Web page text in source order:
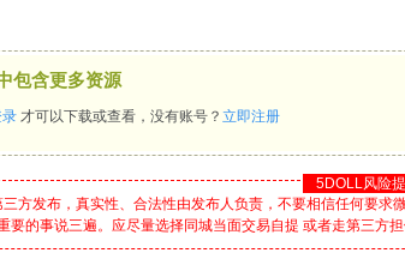
包含更多资源
才可以下载或查看，没有账号？ 立即注册
5DOLL风险
方发布，真实性、合法性由发布人负责，不要相信任何要
要的事说三遍。应尽量选择同城当面交易自提 或者走第三方担